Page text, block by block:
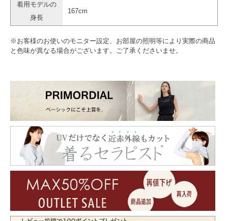
着用モデルの
身長
167cm
※お客様のお使いのモニター設定、お部屋の照明等により実際の商品
と色味が異なる場合がございます。ご了承くださいませ。